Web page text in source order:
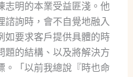
志明的本業受益匪淺。他
諮詢時，會不自覺地融入
要求客戶提供具體的時
題的結構、以及將解決方
。「以前我總說『時也命